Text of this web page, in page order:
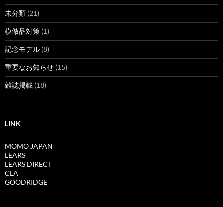
未分類 (21)
模倣品対策 (1)
記念モデル (8)
重要なお知らせ (15)
雑誌掲載 (18)
LINK
MOMO JAPAN
LEARS
LEARS DIRECT
CLA
GOODRIDGE